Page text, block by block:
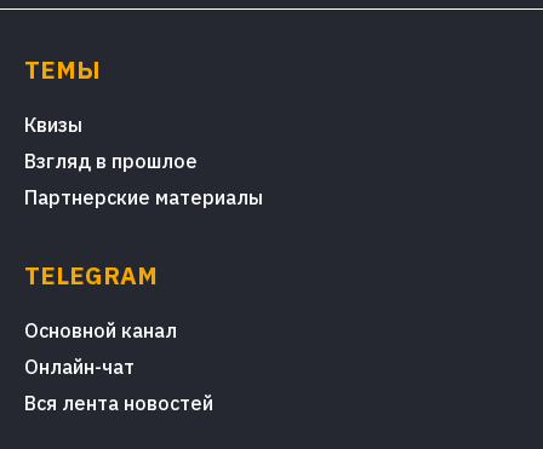
ТЕМЫ
Квизы
Взгляд в прошлое
Партнерские материалы
TELEGRAM
Основной канал
Онлайн-чат
Вся лента новостей